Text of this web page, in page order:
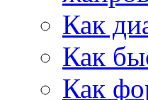
Как
Как
Как